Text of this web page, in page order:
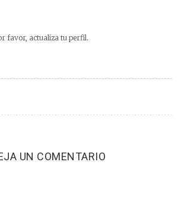
favor, actualiza tu perfil.
UN COMENTARIO